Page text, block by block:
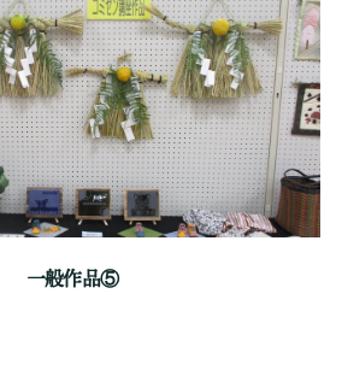
一般作品⑤